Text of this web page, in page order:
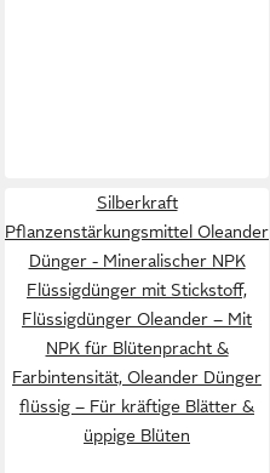
Silberkraft
Pflanzenstärkungsmittel Oleander
Dünger - Mineralischer NPK
Flüssigdünger mit Stickstoff,
Flüssigdünger Oleander – Mit
NPK für Blütenpracht &
Farbintensität, Oleander Dünger
flüssig – Für kräftige Blätter &
üppige Blüten